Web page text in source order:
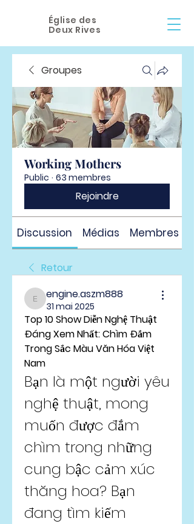
Église des
Deux Rives
Groupes
Working Mothers
Public · 63 membres
Rejoindre
Discussion Médias Membres
Retour
engine.aszm888
engine.aszm888
31 mai 2025
Top 10 Show Diễn Nghệ Thuật
Đáng Xem Nhất: Chìm Đắm
Trong Sắc Màu Văn Hóa Việt
Nam
Bạn là một người yêu
nghệ thuật, mong
muốn được đắm
chìm trong những
cung bậc cảm xúc
thăng hoa? Bạn
đang tìm kiếm